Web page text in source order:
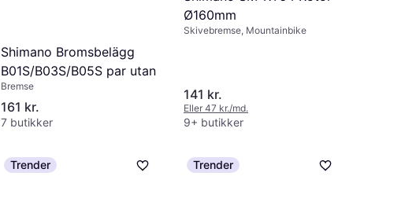
Shimano Bromsbelägg
B01S/B03S/B05S par utan
Bremse
161 kr.
7 butikker
Ø160mm
Skivebremse, Mountainbike
141 kr.
Eller 47 kr./md.
9+ butikker
Trender Trender